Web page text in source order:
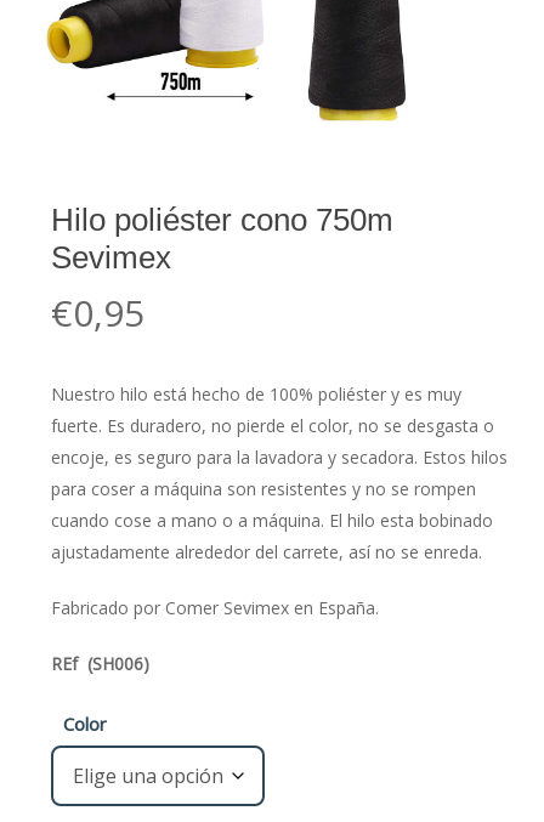
Hilo poliéster cono 750m
Sevimex
€0,95
Nuestro hilo está hecho de 100% poliéster y es muy
fuerte. Es duradero, no pierde el color, no se desgasta o
encoje, es seguro para la lavadora y secadora. Estos hilos
para coser a máquina son resistentes y no se rompen
cuando cose a mano o a máquina. El hilo esta bobinado
ajustadamente alrededor del carrete, así no se enreda.
Fabricado por Comer Sevimex en España.
REf (SH006)
Color